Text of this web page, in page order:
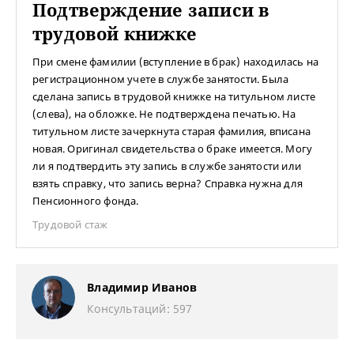
Подтверждение записи в
трудовой книжке
При смене фамилии (вступление в брак) находилась на
регистрационном учете в службе занятости. Была
сделана запись в трудовой книжке на титульном листе
(слева), на обложке. Не подтверждена печатью. На
титульном листе зачеркнута старая фамилия, вписана
новая. Оригинал свидетельства о браке имеется. Могу
ли я подтвердить эту запись в службе занятости или
взять справку, что запись верна? Справка нужна для
Пенсионного фонда.
Трудовой стаж
Владимир Иванов
Консультаций: 597